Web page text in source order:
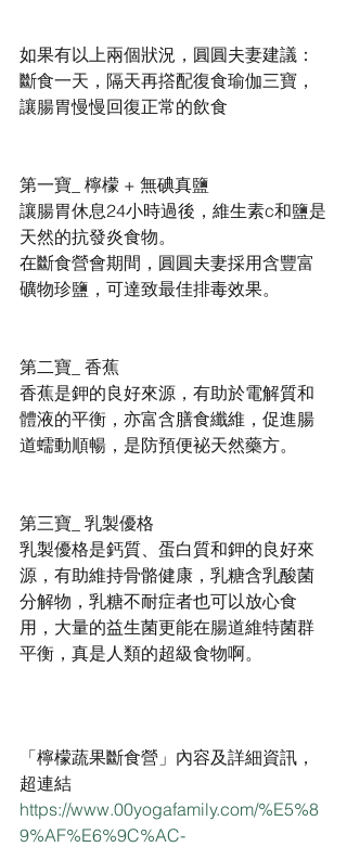
如果有以上兩個狀況，圓圓夫妻建議：
斷食一天，隔天再撘配復食瑜伽三寶，
讓腸胃慢慢回復正常的飲食
第一寶_ 檸檬 + 無碘真鹽
讓腸胃休息24小時過後，維生素c和鹽是
天然的抗發炎食物。
在斷食營會期間，圓圓夫妻採用含豐富
礦物珍鹽，可達致最佳排毒效果。
第二寶_ 香蕉
香蕉是鉀的良好來源，有助於電解質和
體液的平衡，亦富含膳食纖維，促進腸
道蠕動順暢，是防預便袐天然藥方。
第三寶_ 乳製優格
乳製優格是鈣質、蛋白質和鉀的良好來
源，有助維持骨骼健康，乳糖含乳酸菌
分解物，乳糖不耐症者也可以放心食
用，大量的益生菌更能在腸道維特菌群
平衡，真是人類的超級食物啊。
「檸檬蔬果斷食營」內容及詳細資訊，
超連結
https://www.00yogafamily.com/%E5%8
9%AF%E6%9C%AC-